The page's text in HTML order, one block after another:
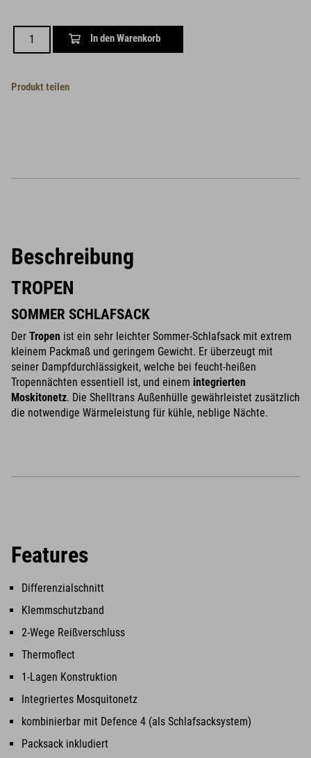
In den Warenkorb
Produkt teilen
Beschreibung
TROPEN
SOMMER SCHLAFSACK
Der Tropen ist ein sehr leichter Sommer-Schlafsack mit extrem
kleinem Packmaß und geringem Gewicht. Er überzeugt mit
seiner Dampfdurchlässigkeit, welche bei feucht-heißen
Tropennächten essentiell ist, und einem integrierten
Moskitonetz. Die Shelltrans Außenhülle gewährleistet zusätzlich
die notwendige Wärmeleistung für kühle, neblige Nächte.
Features
Differenzialschnitt
Klemmschutzband
2-Wege Reißverschluss
Thermoflect
1-Lagen Konstruktion
Integriertes Mosquitonetz
kombinierbar mit Defence 4 (als Schlafsacksystem)
Packsack inkludiert